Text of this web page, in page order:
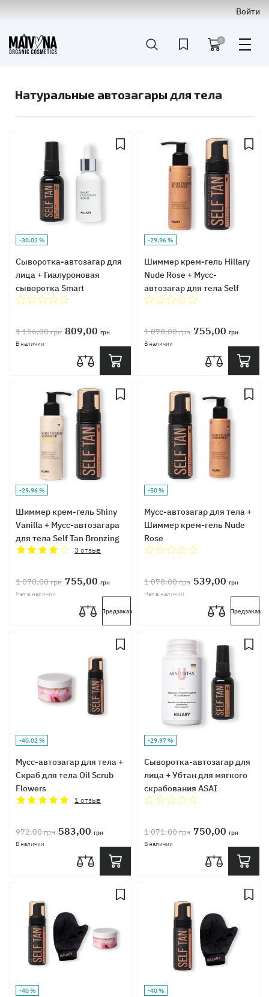
Войти
0
Натуральные автозагары для тела
-30.02 %
Сыворотка-автозагар для
лица + Гиалуроновая
сыворотка Smart
1 156,00грн 809,00 грн
В наличии
-29.96 %
Шиммер крем-гель Hillary
Nudе Rose + Мусс-
автозагар для тела Self
Tan Bronzing Touch
1 078,00грн 755,00 грн
В наличии
-29.96 %
Шиммер крем-гель Shiny
Vanilla + Мусс-автозагара
для тела Self Tan Bronzing
Touch
3 отзыв
1 078,00грн 755,00 грн
Нет в наличии
Предзаказ
-50 %
Мусс-автозагар для тела +
Шиммер крем-гель Nudе
Rose
1 078,00грн 539,00 грн
Нет в наличии
Предзаказ
-40.02 %
Мусс-автозагар для тела +
Скраб для тела Oil Scrub
Flowers
1 отзыв
972,00грн 583,00 грн
В наличии
-29.97 %
Сыворотка-автозагар для
лица + Убтан для мягкого
скрабования ASAI
1 071,00грн 750,00 грн
В наличии
-40 % -40 %